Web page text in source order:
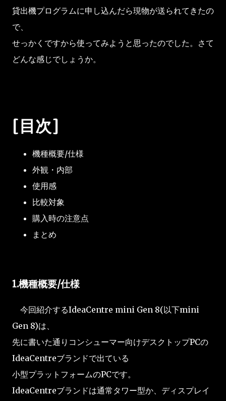
貸出機プログラムに申し込んだら現物が送られてきたの
で、
せっかくですから使ってみようと思ったのでした。さて
どんな感じでしょうか。
[目次]
機種概要/仕様
外観・内部
使用感
比較対象
購入時の注意点
まとめ
1.機種概要/仕様
今回紹介するIdeaCentre mini Gen 8(以下mini
Gen 8)は、
先に書いた通りコンシューマー向けデスクトップPCの
IdeaCentreブランドで出ている
小型プラットフォームのPCです。
IdeaCentreブランドは通常タワー型か、ディスプレイ